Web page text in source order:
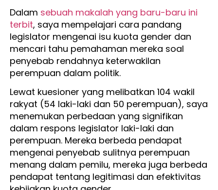
Dalam sebuah makalah yang baru-baru ini
terbit, saya mempelajari cara pandang
legislator mengenai isu kuota gender dan
mencari tahu pemahaman mereka soal
penyebab rendahnya keterwakilan
perempuan dalam politik.
Lewat kuesioner yang melibatkan 104 wakil
rakyat (54 laki-laki dan 50 perempuan), saya
menemukan perbedaan yang signifikan
dalam respons legislator laki-laki dan
perempuan. Mereka berbeda pendapat
mengenai penyebab sulitnya perempuan
menang dalam pemilu, mereka juga berbeda
pendapat tentang legitimasi dan efektivitas